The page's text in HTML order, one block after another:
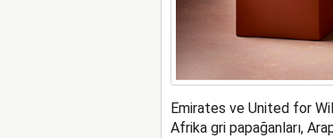
Emirates ve United for
Afrika gri papağanları,